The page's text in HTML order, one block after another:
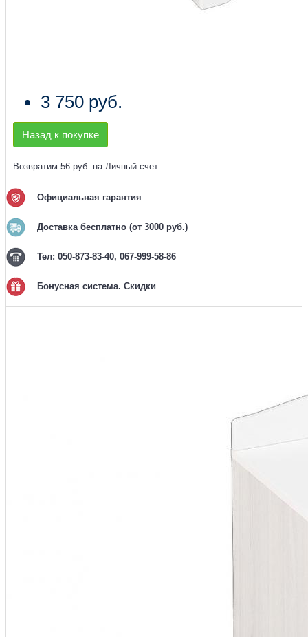
3 750 руб.
Назад к покупке
Возвратим 56 руб. на Личный счет
Официальная гарантия
Доставка бесплатно (от 3000 руб.)
Тел: 050-873-83-40, 067-999-58-86
Бонусная система. Скидки